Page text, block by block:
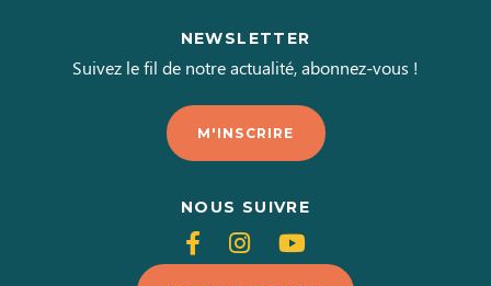
NEWSLETTER
Suivez le fil de notre actualité, abonnez-vous !
M'INSCRIRE
NOUS SUIVRE
Suivez-Suivez-Suivez-